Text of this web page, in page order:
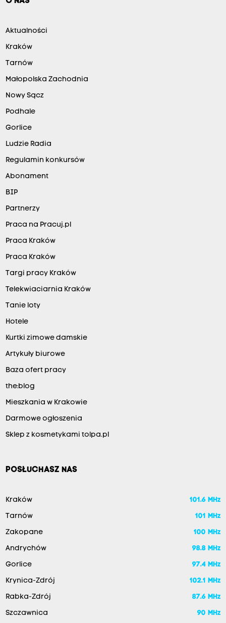
Aktualności
Kraków
Tarnów
Małopolska Zachodnia
Nowy Sącz
Podhale
Gorlice
Ludzie Radia
Regulamin konkursów
Abonament
BIP
Partnerzy
Praca na Pracuj.pl
Praca Kraków
Praca Kraków
Targi pracy Kraków
Telekwiaciarnia Kraków
Tanie loty
Hotele
Kurtki zimowe damskie
Artykuły biurowe
Baza ofert pracy
the:blog
Mieszkania w Krakowie
Darmowe ogłoszenia
Sklep z kosmetykami tolpa.pl
POSŁUCHASZ NAS
Kraków 101.6 MHz
Tarnów 101 MHz
Zakopane 100 MHz
Andrychów 98.8 MHz
Gorlice 97.4 MHz
Krynica-Zdrój 102.1 MHz
Rabka-Zdrój 87.6 MHz
Szczawnica 90 MHz